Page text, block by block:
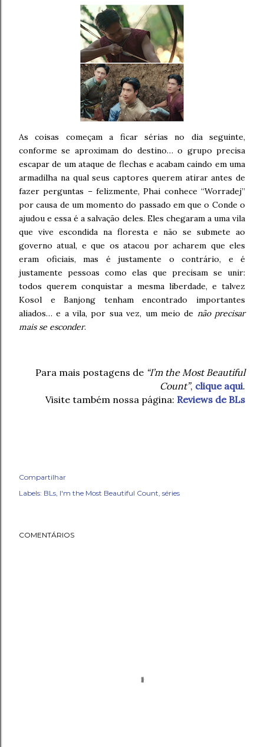
As coisas começam a ficar sérias no dia seguinte,
conforme se aproximam do destino… o grupo precisa
escapar de um ataque de flechas e acabam caindo em uma
armadilha na qual seus captores querem atirar antes de
fazer perguntas – felizmente, Phai conhece “Worradej”
por causa de um momento do passado em que o Conde o
ajudou e essa é a salvação deles. Eles chegaram a uma vila
que vive escondida na floresta e não se submete ao
governo atual, e que os atacou por acharem que eles
eram oficiais, mas é justamente o contrário, e é
justamente pessoas como elas que precisam se unir:
todos querem conquistar a mesma liberdade, e talvez
Kosol e Banjong tenham encontrado importantes
aliados… e a vila, por sua vez, um meio de não precisar
mais se esconder.
Para mais postagens de “I’m the Most Beautiful
Count”, clique aqui.
Visite também nossa página: Reviews de BLs
Compartilhar
Labels: BLs I'm the Most Beautiful Count séries
COMENTÁRIOS